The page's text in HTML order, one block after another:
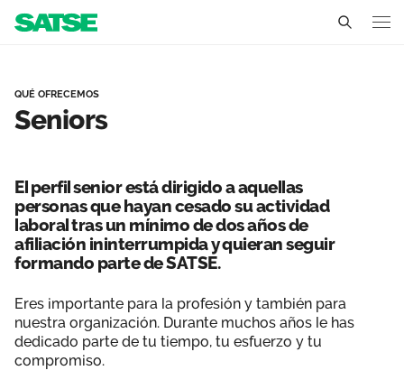
Conócenos
Delegados Sindicales
Estructura organizativa
Ámbitos de negociación
Secciones sindicales
Qué ofrecemos
Servicios
Ventajas
Actualidad
Temas
Noticias
Contáctanos
QUÉ OFRECEMOS
Seniors
El perfil senior está dirigido a aquellas
personas que hayan cesado su actividad
laboral tras un mínimo de dos años de
afiliación ininterrumpida y quieran seguir
formando parte de SATSE.
Eres importante para la profesión y también para
nuestra organización. Durante muchos años le has
dedicado parte de tu tiempo, tu esfuerzo y tu
compromiso.